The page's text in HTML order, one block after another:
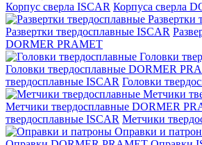
Корпус сверла ISCAR Корпуса сверла
Развертки
Развертки твердосплавные ISCAR
DORMER PRAMET
Головки
Головки твердосплавные DORMER
твердосплавные ISCAR Головки
Метчики
Метчики твердосплавные DORMER
твердосплавные ISCAR Метчики
Оправки и